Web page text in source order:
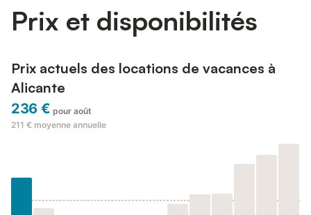
Prix et disponibilités
Prix actuels des locations de vacances à
Alicante
236 € pour août
211 € moyenne annuelle